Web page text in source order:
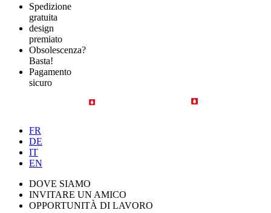
Spedizione
gratuita
design
premiato
Obsolescenza?
Basta!
Pagamento
sicuro
FR
DE
IT
EN
DOVE SIAMO
INVITARE UN AMICO
OPPORTUNITÀ DI LAVORO